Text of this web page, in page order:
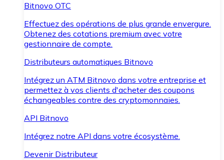
Bitnovo OTC
Effectuez des opérations de plus grande envergure.
Obtenez des cotations premium avec votre
gestionnaire de compte.
Distributeurs automatiques Bitnovo
Intégrez un ATM Bitnovo dans votre entreprise et
permettez à vos clients d'acheter des coupons
échangeables contre des cryptomonnaies.
API Bitnovo
Intégrez notre API dans votre écosystème.
Devenir Distributeur